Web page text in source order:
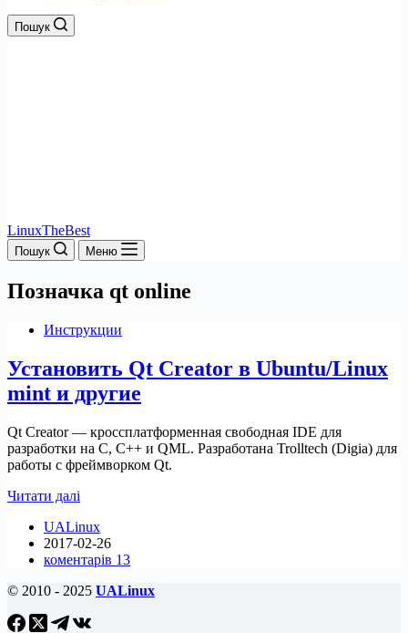
Пошук
LinuxTheBest
Пошук Меню
Позначка qt online
Инструкции
Установить Qt Creator в Ubuntu/Linux
mint и другие
Qt Creator — кроссплатформенная свободная IDE для
разработки на С, С++ и QML. Разработана Trolltech (Digia) для
работы с фреймворком Qt.
Читати далі
Creator
в
Ubuntu/Linux
и
UALinux
2017-02-26
коментарів 13
© 2010 - 2025 UALinux